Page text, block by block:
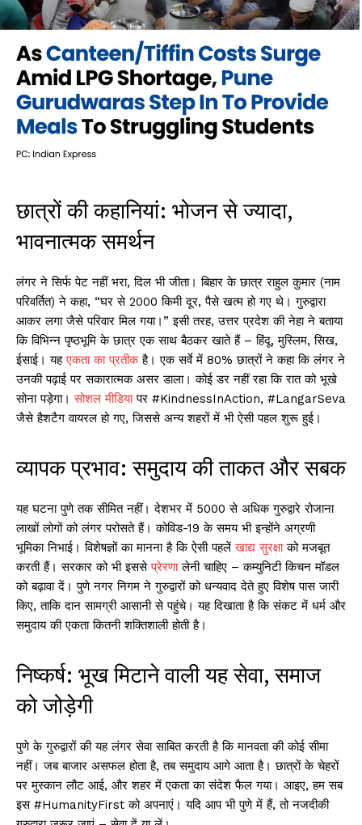
छात्रों की कहानियां: भोजन से ज्यादा,
भावनात्मक समर्थन
लंगर ने सिर्फ पेट नहीं भरा, दिल भी जीता। बिहार के छात्र राहुल कुमार (नाम
परिवर्तित) ने कहा, “घर से 2000 किमी दूर, पैसे खत्म हो गए थे। गुरुद्वारा
आकर लगा जैसे परिवार मिल गया।” इसी तरह, उत्तर प्रदेश की नेहा ने बताया
कि विभिन्न पृष्ठभूमि के छात्र एक साथ बैठकर खाते हैं – हिंदू, मुस्लिम, सिख,
ईसाई। यहएकता का प्रतीकहै। एक सर्वे में 80% छात्रों ने कहा कि लंगर ने
उनकी पढ़ाई पर सकारात्मक असर डाला। कोई डर नहीं रहा कि रात को भूखे
सोना पड़ेगा।सोशल मीडियापर #KindnessInAction, #LangarSeva
जैसे हैशटैग वायरल हो गए, जिससे अन्य शहरों में भी ऐसी पहल शुरू हुई।
व्यापक प्रभाव: समुदाय की ताकत और सबक
यह घटना पुणे तक सीमित नहीं। देशभर में 5000 से अधिक गुरुद्वारे रोजाना
लाखों लोगों को लंगर परोसते हैं। कोविड-19 के समय भी इन्होंने अग्रणी
भूमिका निभाई। विशेषज्ञों का मानना है कि ऐसी पहलेंखाद्य सुरक्षाको मजबूत
करती हैं। सरकार को भी इससेप्रेरणालेनी चाहिए – कम्युनिटी किचन मॉडल
को बढ़ावा दें। पुणे नगर निगम ने गुरुद्वारों को धन्यवाद देते हुए विशेष पास जारी
किए, ताकि दान सामग्री आसानी से पहुंचे। यह दिखाता है कि संकट में धर्म और
समुदाय की एकता कितनी शक्तिशाली होती है।
निष्कर्ष: भूख मिटाने वाली यह सेवा, समाज
को जोड़ेगी
पुणे के गुरुद्वारों की यह लंगर सेवा साबित करती है कि मानवता की कोई सीमा
नहीं। जब बाजार असफल होता है, तब समुदाय आगे आता है। छात्रों के चेहरों
पर मुस्कान लौट आई, और शहर में एकता का संदेश फैल गया। आइए, हम सब
इस #HumanityFirst को अपनाएं। यदि आप भी पुणे में हैं, तो नजदीकी